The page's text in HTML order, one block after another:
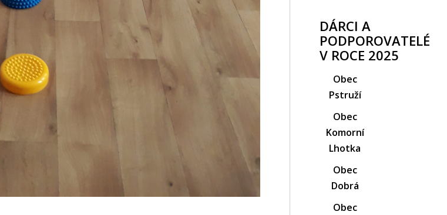
DÁRCI A
PODPOROVATELÉ
V ROCE 2025
Obec
Pstruží
Obec
Komorní
Lhotka
Obec
Dobrá
Obec